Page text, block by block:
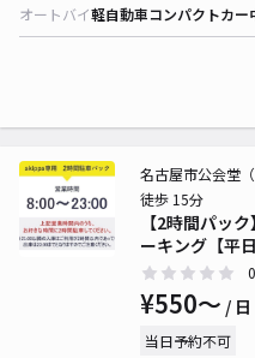
オートバイ軽自動車コンパクトカー
【2時間パッ
ーキング【平
名古屋市公会堂
徒歩 15分
0
¥550〜 / 日
当日予約不可